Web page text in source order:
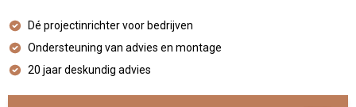
Dé projectinrichter voor bedrijven
Ondersteuning van advies en montage
20 jaar deskundig advies